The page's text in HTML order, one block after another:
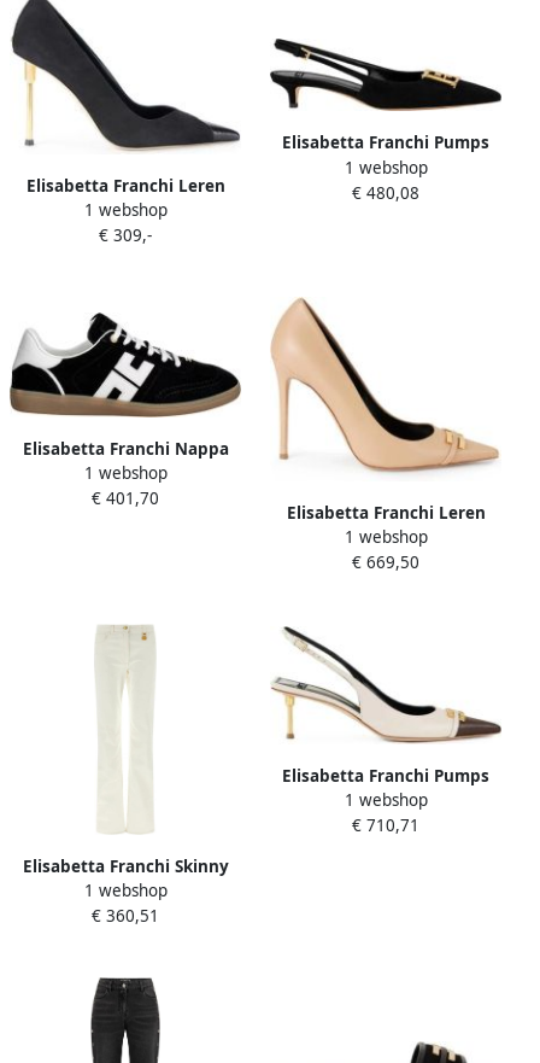
Elisabetta Franchi Leren
pumps met gebeeldhouwde
hak
1 webshop
€ 309,-
Elisabetta Franchi Pumps
1 webshop
€ 480,08
Elisabetta Franchi Nappa
Sneakers
1 webshop
€ 401,70
Elisabetta Franchi Leren
Pump met Logodetail
1 webshop
€ 669,50
Elisabetta Franchi Skinny
Jeans met Juwelen Hangslot
1 webshop
€ 360,51
Elisabetta Franchi Pumps
1 webshop
€ 710,71